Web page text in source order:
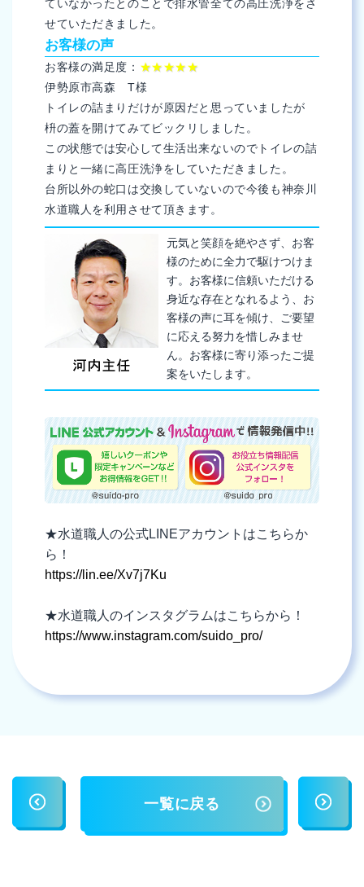
ていなかったとのことで排水管全ての高圧洗浄をさ
せていただきました。
お客様の声
お客様の満足度： ★★★★★
伊勢原市高森 T様
トイレの詰まりだけが原因だと思っていましたが
枡の蓋を開けてみてビックリしました。
この状態では安心して生活出来ないのでトイレの詰
まりと一緒に高圧洗浄をしていただきました。
台所以外の蛇口は交換していないので今後も神奈川
水道職人を利用させて頂きます。
元気と笑顔を絶やさず、お客
様のために全力で駆けつけま
す。お客様に信頼いただける
身近な存在となれるよう、お
客様の声に耳を傾け、ご要望
に応える努力を惜しみませ
ん。お客様に寄り添ったご提
案をいたします。
★水道職人の公式LINEアカウントはこちらか
ら！
https://lin.ee/Xv7j7Ku
★水道職人のインスタグラムはこちらから！
https://www.instagram.com/suido_pro/
一覧に戻る